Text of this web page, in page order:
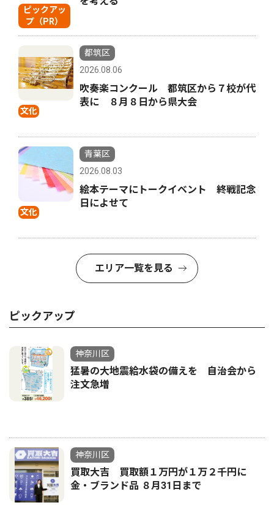
ピックアッ
プ（PR）
文化
都筑区
2026.08.06
吹奏楽コンクール 都筑区から７校が代
表に ８月８日から県大会
文化
青葉区
2026.08.03
絵本テーマにトークイベント 終戦記念
日によせて
エリア一覧を見る
ピックアップ
神奈川区
猛暑の大地震給水袋の備えを 自治会から
注文急増
神奈川区
買取大吉 買取額１万円が１万２千円に
金・ブランド品 ８月31日まで